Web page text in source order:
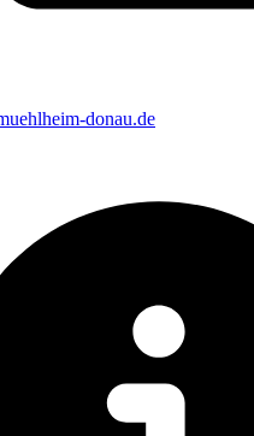
donau.de